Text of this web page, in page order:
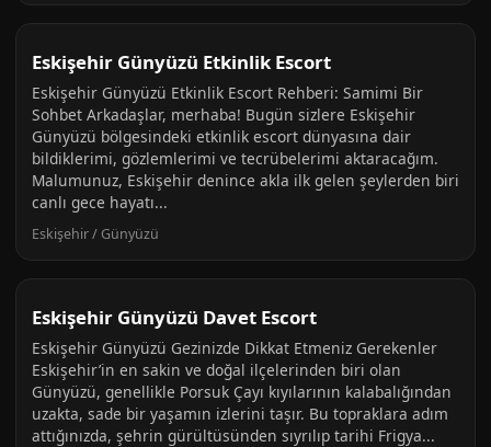
Eskişehir Günyüzü Etkinlik Escort
Eskişehir Günyüzü Etkinlik Escort Rehberi: Samimi Bir
Sohbet Arkadaşlar, merhaba! Bugün sizlere Eskişehir
Günyüzü bölgesindeki etkinlik escort dünyasına dair
bildiklerimi, gözlemlerimi ve tecrübelerimi aktaracağım.
Malumunuz, Eskişehir denince akla ilk gelen şeylerden biri
canlı gece hayatı...
Eskişehir / Günyüzü
Eskişehir Günyüzü Davet Escort
Eskişehir Günyüzü Gezinizde Dikkat Etmeniz Gerekenler
Eskişehir’in en sakin ve doğal ilçelerinden biri olan
Günyüzü, genellikle Porsuk Çayı kıyılarının kalabalığından
uzakta, sade bir yaşamın izlerini taşır. Bu topraklara adım
attığınızda, şehrin gürültüsünden sıyrılıp tarihi Frigya...